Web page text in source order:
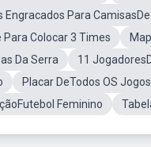
Engracados Para CamisasDe
Para Colocar 3 Times
Da Serra
11
Placar DeTodos OS
Feminino